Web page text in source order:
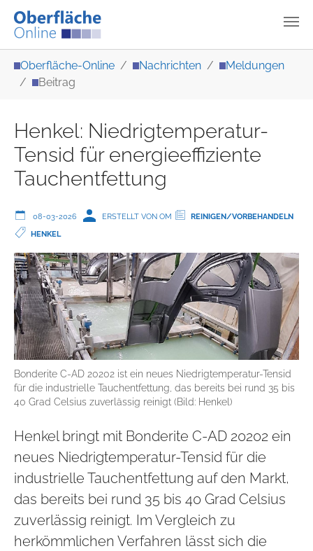
Oberfläche-Online Nachrichten
Meldungen
Beitrag
Henkel: Niedrigtemperatur-
Tensid für energieeffiziente
Tauchentfettung
08-03-2026 ERSTELLT VON OM
REINIGEN/VORBEHANDELN
HENKEL
Bonderite C-AD 20202 ist ein neues Niedrigtemperatur-Tensid
für die industrielle Tauchentfettung, das bereits bei rund 35 bis
40 Grad Celsius zuverlässig reinigt (Bild: Henkel)
Henkel bringt mit Bonderite C-AD 20202 ein
neues Niedrigtemperatur-Tensid für die
industrielle Tauchentfettung auf den Markt,
das bereits bei rund 35 bis 40 Grad Celsius
zuverlässig reinigt. Im Vergleich zu
herkömmlichen Verfahren lässt sich die